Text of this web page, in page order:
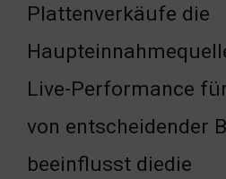
Plattenverkäufe die
Live-Performance
von entscheidender
beeinflusst diedie